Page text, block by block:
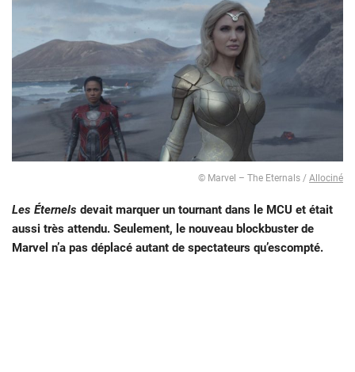
© Marvel – The Eternals / Allociné
Les Éternels devait marquer un tournant dans le MCU et était
aussi très attendu. Seulement, le nouveau blockbuster de
Marvel n’a pas déplacé autant de spectateurs qu’escompté.